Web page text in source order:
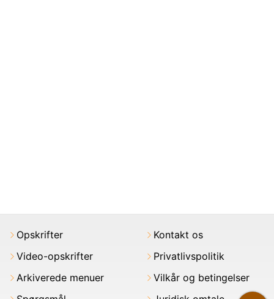
Opskrifter
Video-opskrifter
Arkiverede menuer
Kontakt os
Privatlivspolitik
Vilkår og betingelser